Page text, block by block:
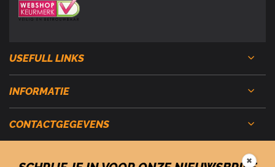
USEFULL LINKS
INFORMATIE
CONTACTGEGEVENS
✖